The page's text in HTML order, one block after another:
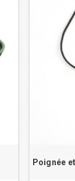
Poignée